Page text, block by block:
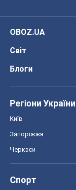
OBOZ.UA
Світ
Блоги
Регіони України
Київ
Запоріжжя
Черкаси
Спорт